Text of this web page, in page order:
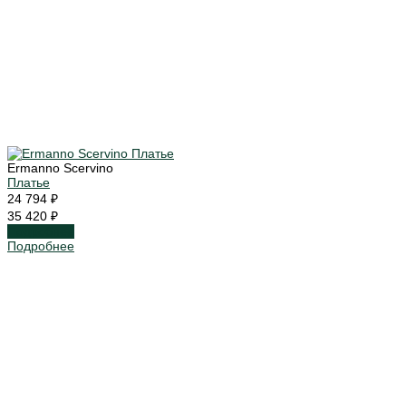
Ermanno Scervino
Платье
24 794 ₽
35 420 ₽
Подробнее